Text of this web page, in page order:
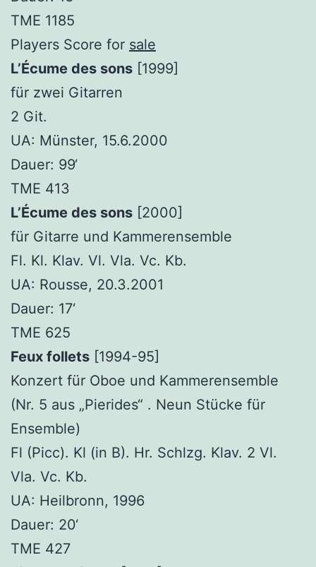
TME 1185
Players Score for sale
L’Écume des sons [1999]
für zwei Gitarren
2 Git.
UA: Münster, 15.6.2000
Dauer: 99‘
TME 413
L’Écume des sons [2000]
für Gitarre und Kammerensemble
Fl. Kl. Klav. Vl. Vla. Vc. Kb.
UA: Rousse, 20.3.2001
Dauer: 17‘
TME 625
Feux follets [1994-95]
Konzert für Oboe und Kammerensemble
(Nr. 5 aus „Pierides“ . Neun Stücke für
Ensemble)
Fl (Picc). Kl (in B). Hr. Schlzg. Klav. 2 Vl.
Vla. Vc. Kb.
UA: Heilbronn, 1996
Dauer: 20‘
TME 427